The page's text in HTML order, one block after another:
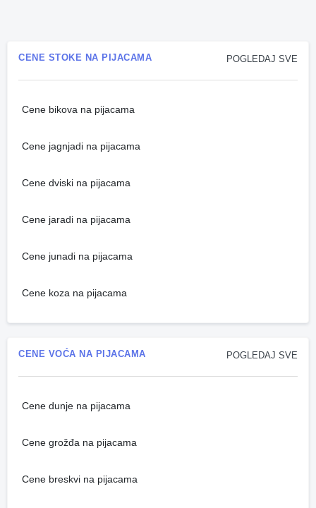
POGLEDAJ SVE
CENE STOKE NA PIJACAMA
Cene bikova na pijacama
Cene jagnjadi na pijacama
Cene dviski na pijacama
Cene jaradi na pijacama
Cene junadi na pijacama
Cene koza na pijacama
POGLEDAJ SVE
CENE VOĆA NA PIJACAMA
Cene dunje na pijacama
Cene grožđa na pijacama
Cene breskvi na pijacama